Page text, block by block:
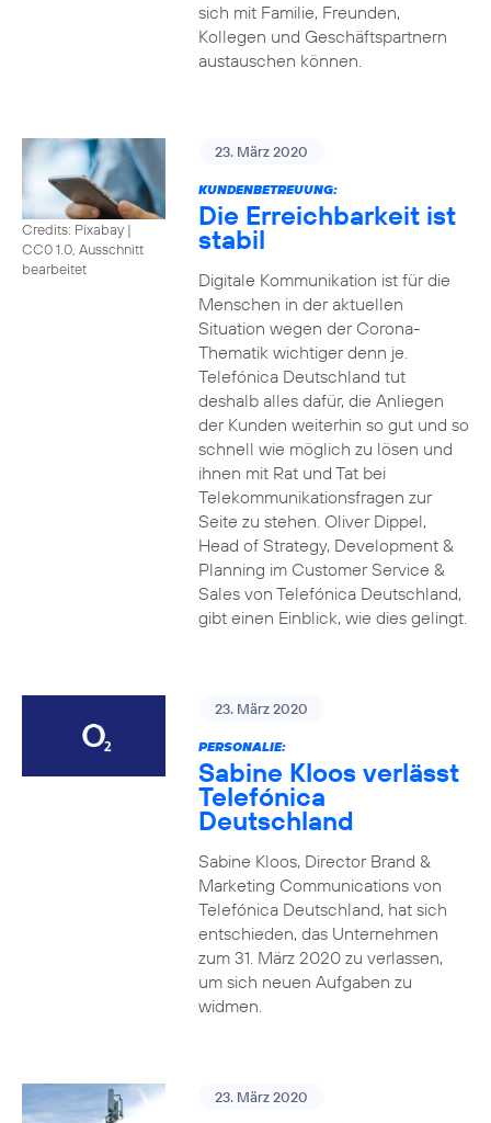
sich mit Familie, Freunden,
Kollegen und Geschäftspartnern
austauschen können.
Credits: Pixabay |
CC0 1.0, Ausschnitt
bearbeitet
23. März 2020
KUNDENBETREUUNG:
Die Erreichbarkeit ist
stabil
Digitale Kommunikation ist für die
Menschen in der aktuellen
Situation wegen der Corona-
Thematik wichtiger denn je.
Telefónica Deutschland tut
deshalb alles dafür, die Anliegen
der Kunden weiterhin so gut und so
schnell wie möglich zu lösen und
ihnen mit Rat und Tat bei
Telekommunikationsfragen zur
Seite zu stehen. Oliver Dippel,
Head of Strategy, Development &
Planning im Customer Service &
Sales von Telefónica Deutschland,
gibt einen Einblick, wie dies gelingt.
23. März 2020
PERSONALIE:
Sabine Kloos verlässt
Telefónica
Deutschland
Sabine Kloos, Director Brand &
Marketing Communications von
Telefónica Deutschland, hat sich
entschieden, das Unternehmen
zum 31. März 2020 zu verlassen,
um sich neuen Aufgaben zu
widmen.
23. März 2020